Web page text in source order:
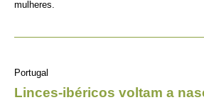
mulheres.
Portugal
Linces-ibéricos voltam a